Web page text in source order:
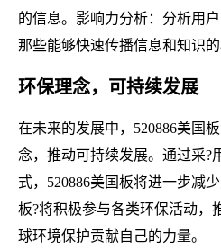
的信息。影响力分析：分析用
那些能够快速传播信息和知识的
环保理念，可持续发展
在未来的发展中，520886美国
念，推动可持续发展。通过采?
式，520886美国板将进一步减
板?将积极参与各类环保活动，
球环境保护贡献自己的力量。